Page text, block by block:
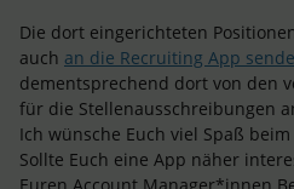
Die dort eingerichteten
auch an die Recruiting App
dementsprechend dort von den
für die Stellenausschreibungen
Ich wünsche Euch viel Spaß
Sollte Euch eine App näher